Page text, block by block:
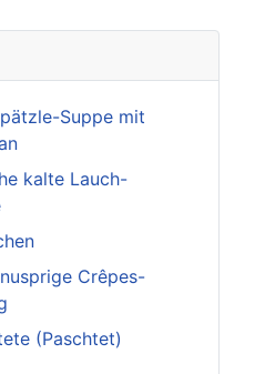
Suppe mit
kalte Lauch-
Crêpes-
(Paschtet)